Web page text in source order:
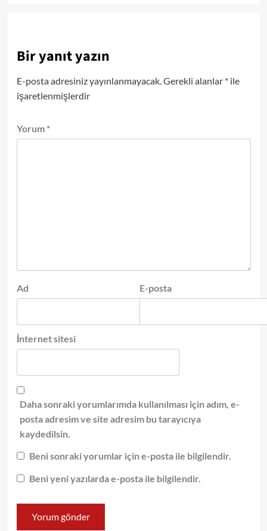
Bir yanıt yazın
E-posta adresiniz yayınlanmayacak. Gerekli alanlar *ile
işaretlenmişlerdir
Yorum *
Ad E-posta
İnternet sitesi
Daha sonraki yorumlarımda kullanılması için adım, e-
posta adresim ve site adresim bu tarayıcıya
kaydedilsin.
Beni sonraki yorumlar için e-posta ile bilgilendir.
Beni yeni yazılarda e-posta ile bilgilendir.